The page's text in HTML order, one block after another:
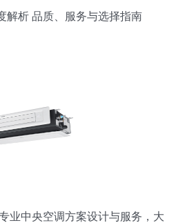
解析 品质、服务与选择指南
业中央空调方案设计与服务，大